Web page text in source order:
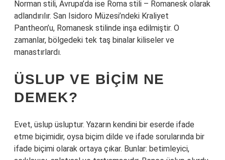
Norman stili, Avrupa’da ise Roma stili – Romanesk olarak
adlandırılır. San Isidoro Müzesi’ndeki Kraliyet
Pantheon’u, Romanesk stilinde inşa edilmiştir. O
zamanlar, bölgedeki tek taş binalar kiliseler ve
manastırlardı.
ÜSLUP VE BIÇIM NE
DEMEK?
Evet, üslup üsluptur. Yazarın kendini bir eserde ifade
etme biçimidir, oysa biçim dilde ve ifade sorularında bir
ifade biçimi olarak ortaya çıkar. Bunlar: betimleyici,